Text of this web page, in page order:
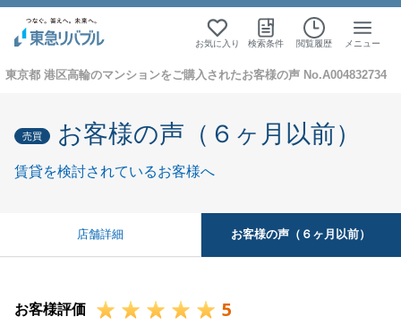
お気に入り 検索条件 閲覧履歴 メニュー
東京都 港区高輪のマンションをご購入されたお客様の声 No.A004832734
売買 お客様の声（６ヶ月以前）
賃貸を検討されているお客様へ
店舗詳細 お客様の声（６ヶ月以前）
お客様評価 5